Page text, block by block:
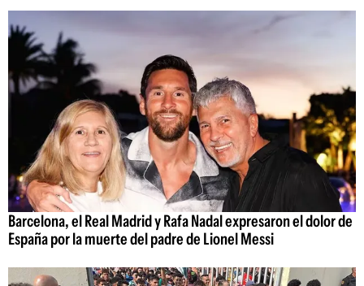
Barcelona, el Real Madrid y Rafa Nadal expresaron el dolor de
España por la muerte del padre de Lionel Messi